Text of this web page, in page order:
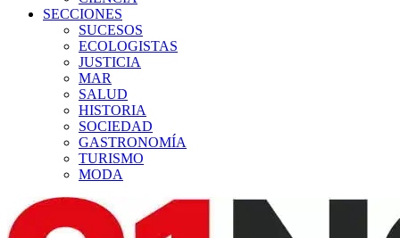
SECCIONES
SUCESOS
ECOLOGISTAS
JUSTICIA
MAR
SALUD
HISTORIA
SOCIEDAD
GASTRONOMÍA
TURISMO
MODA